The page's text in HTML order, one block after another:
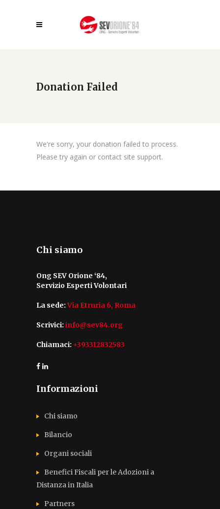
Donation Failed
We're sorry, your donation failed to process.
Please try again or contact site support.
Chi siamo
Ong SEV Orione ‘84,
Servizio Esperti Volontari
La sede:Via Etruria 6, Roma
Scrivici: info@sev84.org
Chiamaci: +393312832583
Informazioni
Chi siamo
Bilancio
Organi sociali
Benefici Fiscali per le Adozioni a
Distanza in Italia
Partners